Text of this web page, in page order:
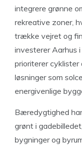
integrere grønne
rekreative zoner,
trække vejret og
investerer Aarhus
prioriterer
løsninger som
energivenlige
Bæredygtighed
grønt i
bygninger og